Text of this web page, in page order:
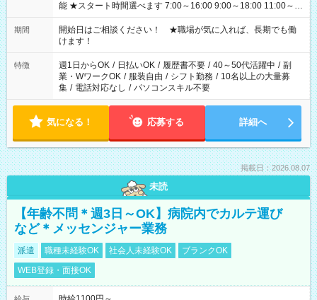
能 ★スタート時間選べます 7:00～16:00 9:00～18:00 11:00～
20:00 など 残業なし！ ※Wワークの場合、他のお仕事と合わせ
週40時間超の就業はご案内できません ※法令に基づき、週20時
間以上勤務は社会保険への加入対象となります ※労働者派遣法
（日雇い派遣の原則禁止）により、短時間・短期間の就業はご
案内が難しい場合があります
期間
開始日はご相談ください！ ★職場が気に入れば、長期でも働
けます！
特徴 週1日からOK / 日払いOK / 履歴書不要 / 40～50代活躍中 / 副
業・WワークOK / 服装自由 / シフト勤務 / 10名以上の大量募
集 / 電話対応なし / パソコンスキル不要
気になる！ 応募する 詳細へ
掲載日：2026.08.07
未読
【年齢不問＊週3日～OK】病院内でカルテ運び
など＊メッセンジャー業務
派遣 職種未経験OK 社会人未経験OK
ブランクOK
WEB登録・面接OK